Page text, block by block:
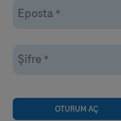
Eposta *
Şifre *